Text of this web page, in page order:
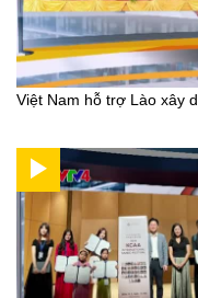
Việt Nam hỗ trợ Lào xây